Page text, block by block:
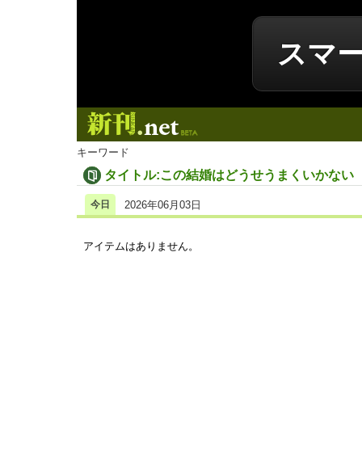
スマ
キーワード
タイトル:この結婚はどうせうまくいかない
今日 2026年06月03日
アイテムはありません。